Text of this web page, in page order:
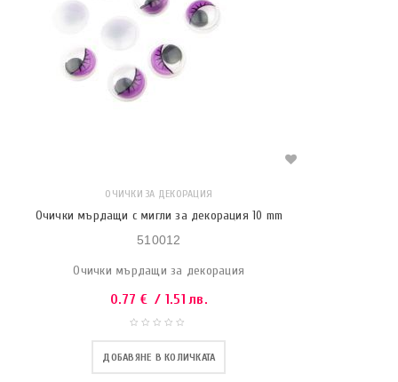
ОЧИЧКИ ЗА ДЕКОРАЦИЯ
Очички мърдащи с мигли за декорация 10 mm
510012
Очички мърдащи за декорация
0.77 € / 1.51 лв.
ДОБАВЯНЕ В КОЛИЧКАТА